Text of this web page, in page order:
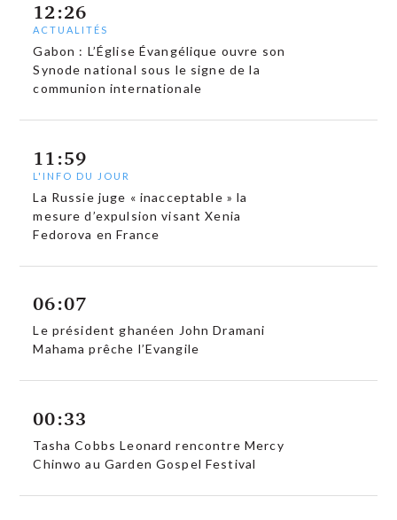
12:26
ACTUALITÉS
Gabon : L’Église Évangélique ouvre son
Synode national sous le signe de la
communion internationale
11:59
L'INFO DU JOUR
La Russie juge « inacceptable » la
mesure d’expulsion visant Xenia
Fedorova en France
06:07
Le président ghanéen John Dramani
Mahama prêche l’Evangile
00:33
Tasha Cobbs Leonard rencontre Mercy
Chinwo au Garden Gospel Festival